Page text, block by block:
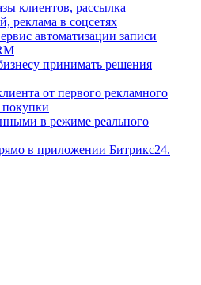
клиентов, рассылка
реклама в соцсетях
автоматизации записи
принимать решения
от первого рекламного
покупки
в режиме реального
в приложении Битрикс24.